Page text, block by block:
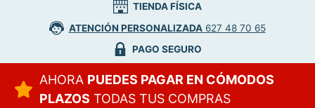
TIENDA FÍSICA
ATENCIÓN PERSONALIZADA627 48 70 65
PAGO SEGURO
AHORA PUEDES PAGAR EN CÓMODOS
PLAZOS TODAS TUS COMPRAS